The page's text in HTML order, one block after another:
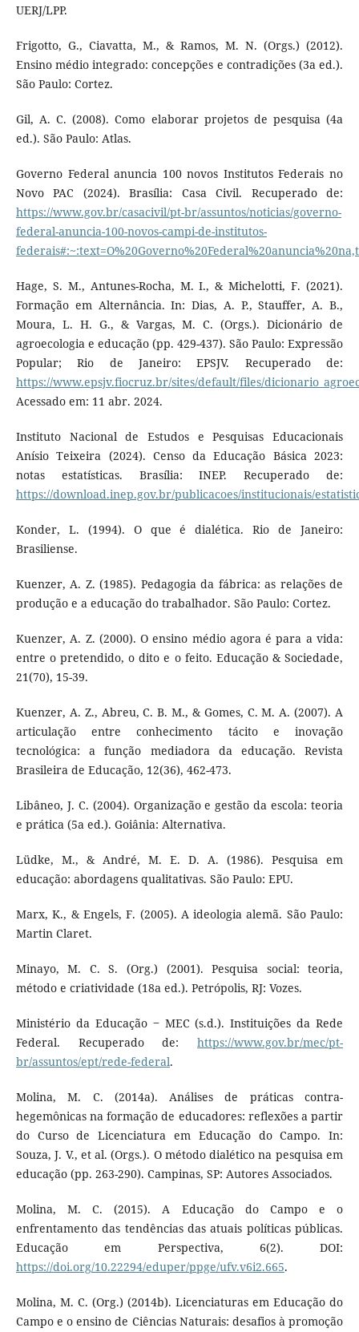
UERJ/LPP.
Frigotto, G., Ciavatta, M., & Ramos, M. N. (Orgs.) (2012).
Ensino médio integrado: concepções e contradições (3a ed.).
São Paulo: Cortez.
Gil, A. C. (2008). Como elaborar projetos de pesquisa (4a
ed.). São Paulo: Atlas.
Governo Federal anuncia 100 novos Institutos Federais no
Novo PAC (2024). Brasília: Casa Civil. Recuperado de:
https://www.gov.br/casacivil/pt-br/assuntos/noticias/governo-
federal-anuncia-100-novos-campi-de-institutos-
Hage, S. M., Antunes-Rocha, M. I., & Michelotti, F. (2021).
Formação em Alternância. In: Dias, A. P., Stauffer, A. B.,
Moura, L. H. G., & Vargas, M. C. (Orgs.). Dicionário de
agroecologia e educação (pp. 429-437). São Paulo: Expressão
Popular; Rio de Janeiro: EPSJV. Recuperado de:
https://www.epsjv.fiocruz.br/sites/default/files/
Acessado em: 11 abr. 2024.
Instituto Nacional de Estudos e Pesquisas Educacionais
Anísio Teixeira (2024). Censo da Educação Básica 2023:
notas estatísticas. Brasília: INEP. Recuperado de:
https://download.inep.gov.br/publicacoes/institucionais/
Konder, L. (1994). O que é dialética. Rio de Janeiro:
Brasiliense.
Kuenzer, A. Z. (1985). Pedagogia da fábrica: as relações de
produção e a educação do trabalhador. São Paulo: Cortez.
Kuenzer, A. Z. (2000). O ensino médio agora é para a vida:
entre o pretendido, o dito e o feito. Educação & Sociedade,
21(70), 15-39.
Kuenzer, A. Z., Abreu, C. B. M., & Gomes, C. M. A. (2007). A
articulação entre conhecimento tácito e inovação
tecnológica: a função mediadora da educação. Revista
Brasileira de Educação, 12(36), 462-473.
Libâneo, J. C. (2004). Organização e gestão da escola: teoria
e prática (5a ed.). Goiânia: Alternativa.
Lüdke, M., & André, M. E. D. A. (1986). Pesquisa em
educação: abordagens qualitativas. São Paulo: EPU.
Marx, K., & Engels, F. (2005). A ideologia alemã. São Paulo:
Martin Claret.
Minayo, M. C. S. (Org.) (2001). Pesquisa social: teoria,
método e criatividade (18a ed.). Petrópolis, RJ: Vozes.
Ministério da Educação ‒ MEC (s.d.). Instituições da Rede
Federal. Recuperado de:https://www.gov.br/mec/pt-
br/assuntos/ept/rede-federal.
Molina, M. C. (2014a). Análises de práticas contra-
hegemônicas na formação de educadores: reflexões a partir
do Curso de Licenciatura em Educação do Campo. In:
Souza, J. V., et al. (Orgs.). O método dialético na pesquisa em
educação (pp. 263-290). Campinas, SP: Autores Associados.
Molina, M. C. (2015). A Educação do Campo e o
enfrentamento das tendências das atuais políticas públicas.
Educação em Perspectiva, 6(2). DOI:
https://doi.org/10.22294/eduper/ppge/ufv.v6i2.665.
Molina, M. C. (Org.) (2014b). Licenciaturas em Educação do
Campo e o ensino de Ciências Naturais: desafios à promoção